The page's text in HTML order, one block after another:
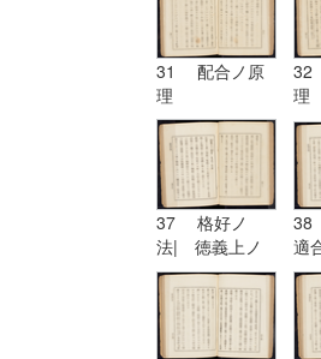
31 配合ノ原
理
32
理
37 格好ノ
法| 徳義上ノ
適合 又式ノ格
好
38
適
好